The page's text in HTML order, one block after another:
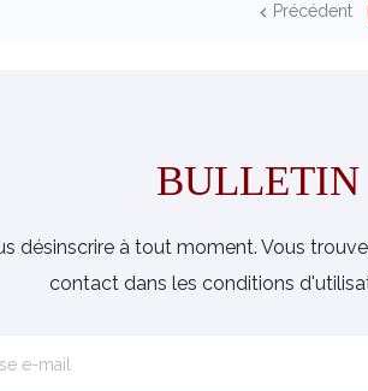
 Précédent
BULLETIN
désinscrire à tout moment. Vous
contact dans les conditions